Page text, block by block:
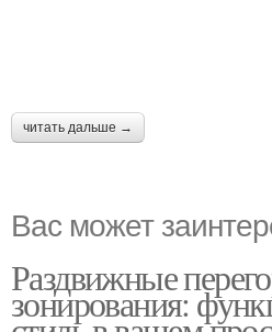
читать дальше →
Вас может
Раздвижные
зонирования: